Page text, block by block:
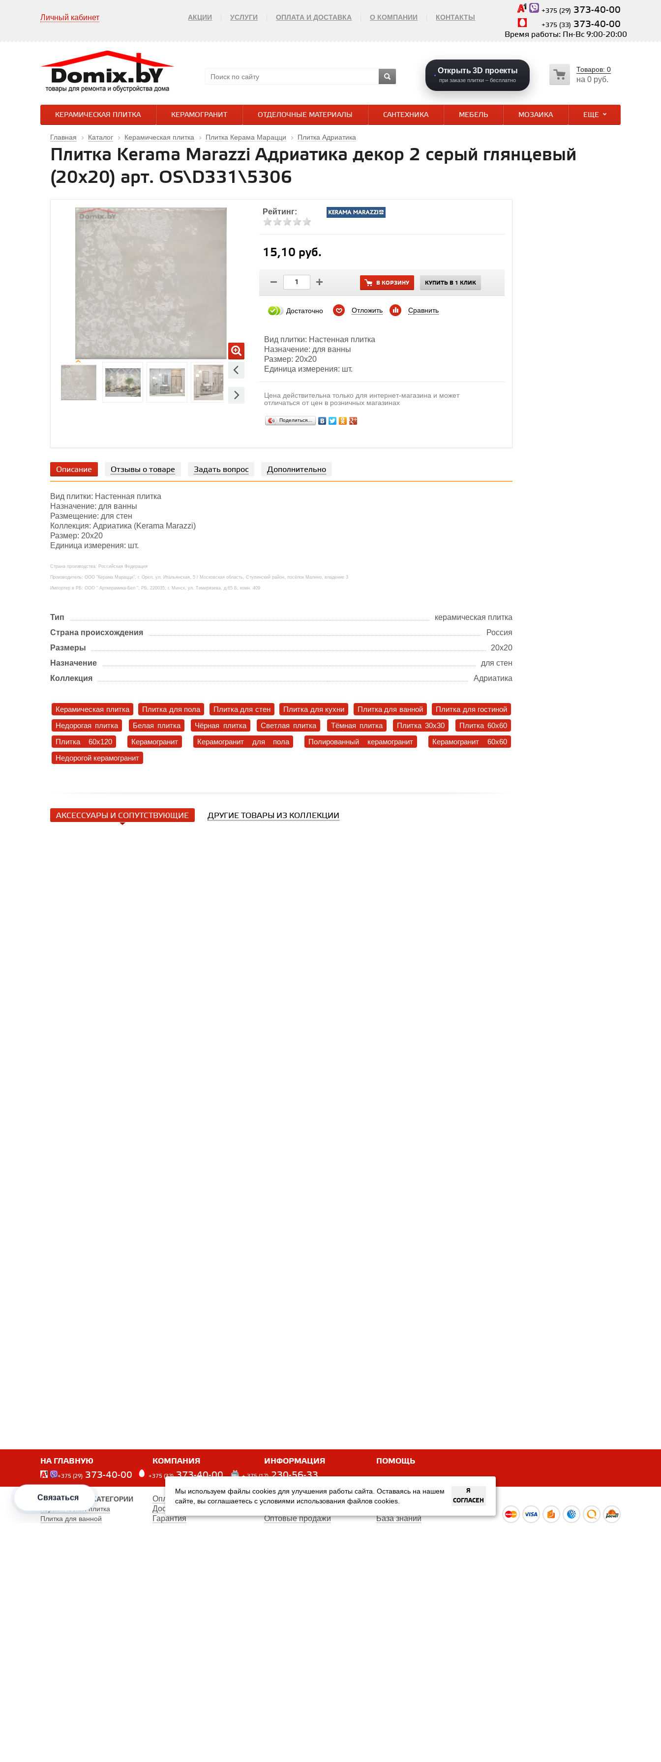
Личный кабинет АКЦИИ УСЛУГИ ОПЛАТА И ДОСТАВКА О КОМПАНИИ КОНТАКТЫ
+375 (29) 373-40-00
+375 (33) 373-40-00
Время работы: Пн-Вс 9:00-20:00
Открыть 3D проекты
при заказе плитки – бесплатно
Товаров: 0
на 0 руб.
КЕРАМИЧЕСКАЯ ПЛИТКА КЕРАМОГРАНИТ ОТДЕЛОЧНЫЕ МАТЕРИАЛЫ САНТЕХНИКА МЕБЕЛЬ МОЗАИКА ЕЩЕ
Главная Каталог Керамическая плитка Плитка Керама Марацци Плитка Адриатика
Плитка Kerama Marazzi Адриатика декор 2 серый глянцевый
(20х20) арт. OS\D331\5306
Рейтинг:
15,10 руб.
В КОРЗИНУ КУПИТЬ В 1 КЛИК
Достаточно Отложить Сравнить
Вид плитки: Настенная плитка
Назначение: для ванны
Размер: 20х20
Единица измерения: шт.
Цена действительна только для интернет-магазина и может
отличаться от цен в розничных магазинах
Поделиться…
Описание Отзывы о товаре Задать вопрос Дополнительно
Вид плитки: Настенная плитка
Назначение: для ванны
Размещение: для стен
Коллекция: Адриатика (Kerama Marazzi)
Размер: 20х20
Единица измерения: шт.
Страна производства: Российская Федерация
Производитель: ООО "Керама Марацци", г. Орел, ул. Итальянская, 5 / Московская область, Ступинский район, посёлок Малино, владение 3
Импортер в РБ: ООО " Арткерамика-Бел ", РБ, 220035, г. Минск, ул. Тимирязева, д.65 Б, комн. 409
Тип
керамическая плитка
Страна происхождения
Россия
Размеры
20х20
Назначение
для стен
Коллекция
Адриатика
Керамическая плитка Плитка для пола Плитка для стен Плитка для кухни Плитка для ванной
Плитка для гостиной
Недорогая плитка
Белая плитка Чёрная плитка Светлая плитка Тёмная плитка Плитка 30x30
Плитка 60x60
Плитка 60x120
Керамогранит Керамогранит для пола Полированный керамогранит
Керамогранит 60x60
Недорогой керамогранит
АКСЕССУАРЫ И СОПУТСТВУЮЩИЕ ДРУГИЕ ТОВАРЫ ИЗ КОЛЛЕКЦИИ
НА ГЛАВНУЮ КОМПАНИЯ ИНФОРМАЦИЯ ПОМОЩЬ
+375 (29) 373-40-00 +375 (33) 373-40-00 + 375 (17) 230-56-33
ПОПУЛЯРНЫЕ КАТЕГОРИИ
Керамическая плитка
Плитка для ванной
Оплата
Доставка
Гарантия
Оплата
Оптовые продажи
Услуги
База знаний
Связаться
Мы используем файлы cookies для улучшения работы сайта. Оставаясь на нашем
сайте, вы соглашаетесь с условиями использования файлов cookies.
Я
СОГЛАСЕН